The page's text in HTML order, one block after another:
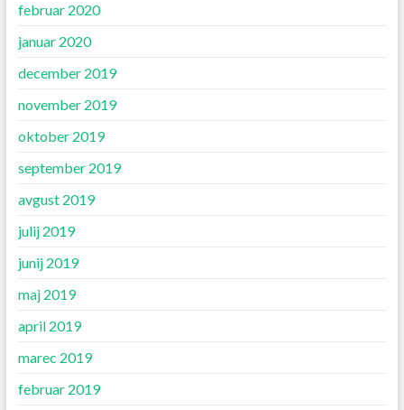
februar 2020
januar 2020
december 2019
november 2019
oktober 2019
september 2019
avgust 2019
julij 2019
junij 2019
maj 2019
april 2019
marec 2019
februar 2019